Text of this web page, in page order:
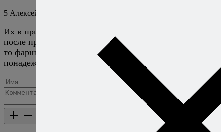
5 Алексей Онегин
Их в принципе можно разрезать поштучно сразу же
после приготовления, если все нормально перекруть,
то фарш не вылезет. Но после отваривания
понадежнее будет, да.
Добавить комментарий